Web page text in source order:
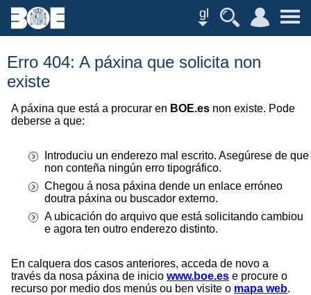
gl
Erro 404: A páxina que solicita non
existe
A páxina que está a procurar en BOE.es non existe. Pode
deberse a que:
Introduciu un enderezo mal escrito. Asegúrese de que
non conteña ningún erro tipográfico.
Chegou á nosa páxina dende un enlace erróneo
doutra páxina ou buscador externo.
A ubicación do arquivo que está solicitando cambiou
e agora ten outro enderezo distinto.
En calquera dos casos anteriores, acceda de novo a
través da nosa páxina de inicio www.boe.es e procure o
recurso por medio dos menús ou ben visite o mapa web.